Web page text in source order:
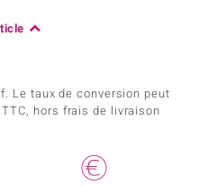
Le taux de conversion peut
hors frais de livraison